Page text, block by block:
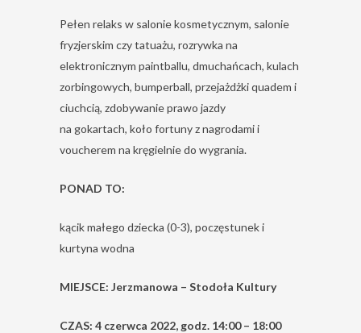
Pełen relaks w salonie kosmetycznym, salonie
fryzjerskim czy tatuażu, rozrywka na
elektronicznym paintballu, dmuchańcach, kulach
zorbingowych, bumperball, przejażdżki quadem i
ciuchcią, zdobywanie prawo jazdy
na gokartach, koło fortuny z nagrodami i
voucherem na kręgielnie do wygrania.
PONAD TO:
kącik małego dziecka (0-3), poczęstunek i
kurtyna wodna
MIEJSCE: Jerzmanowa – Stodoła Kultury
CZAS: 4 czerwca 2022, godz. 14:00 – 18:00